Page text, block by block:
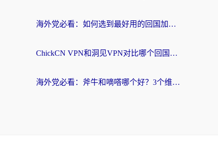
海外党必看：如何选到最好用的回国加速器？从节点到售后的全维度指南
ChickCN VPN和洞见VPN对比哪个回国效果更好？海外党亲测3款加速器+避坑指南
海外党必看：斧牛和嘀嗒哪个好？3个维度教你选对回国加速器